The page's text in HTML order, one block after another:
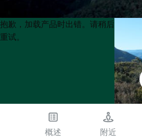
Product
List
Product
List
抱歉，加载产品时出错。请稍后
重试。
概述 附近